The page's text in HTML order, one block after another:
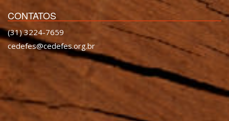
CONTATOS
(31) 3224-7659
cedefes@cedefes.org.br